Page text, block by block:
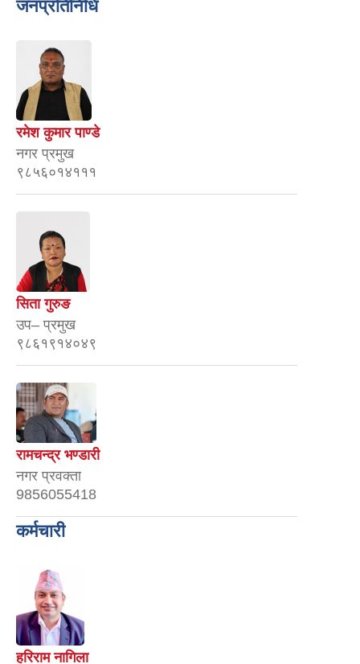
जनप्रतिनिधि
रमेश कुमार पाण्डे
नगर प्रमुख
९८५६०१४१११
सिता गुरुङ
उप– प्रमुख
९८६१९१४०४९
रामचन्द्र भण्डारी
नगर प्रवक्ता
9856055418
कर्मचारी
हरिराम नागिला